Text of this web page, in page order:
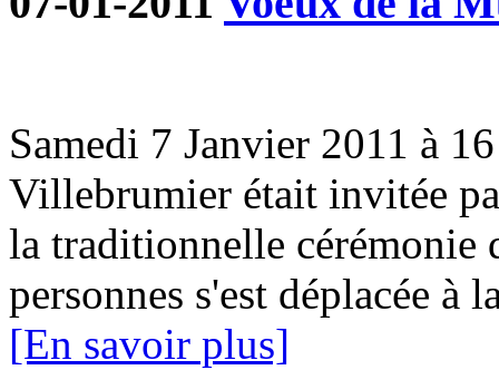
Samedi 7 Janvier 2011 à
Villebrumier était invitée
la traditionnelle cérémonie
personnes s'est déplacée à
[En savoir plus]